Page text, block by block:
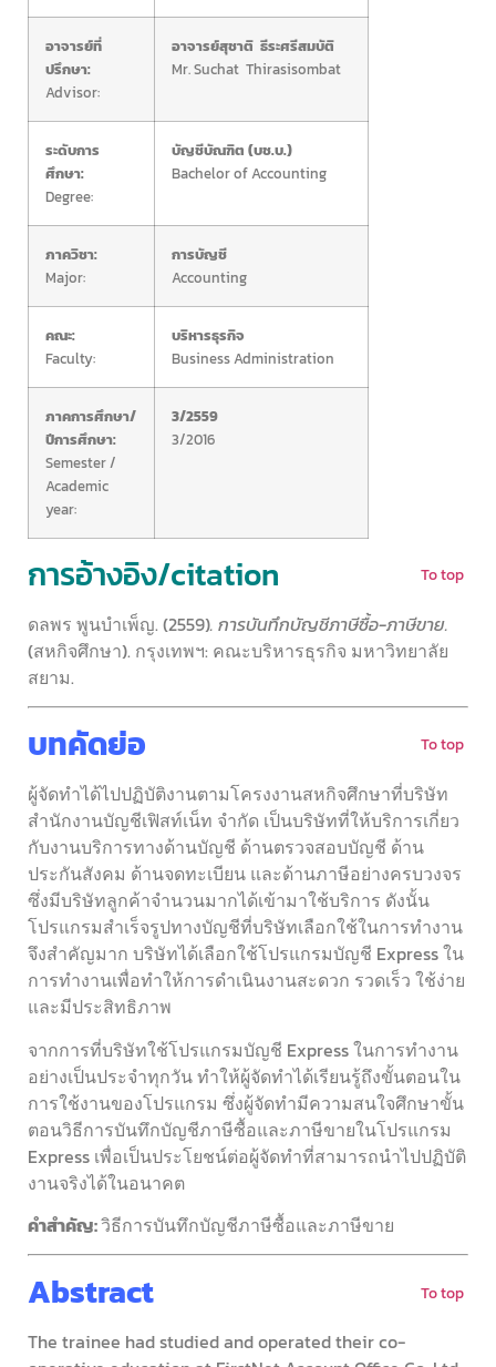
อาจารย์ที่
ปรึกษา:
Advisor:
อาจารย์สุชาติ ธีระศรีสมบัติ
Mr. Suchat Thirasisombat
ระดับการ
ศึกษา:
Degree:
บัญชีบัณฑิต (บช.บ.)
Bachelor of Accounting
ภาควิชา:
Major:
การบัญชี
Accounting
คณะ:
Faculty:
บริหารธุรกิจ
Business Administration
ภาคการศึกษา/
ปีการศึกษา:
Semester /
Academic
year:
3/2559
3/2016
การอ้างอิง/citation To top
ดลพร พูนบำเพ็ญ. (2559). การบันทึกบัญชีภาษีซื้อ-ภาษีขาย.
(สหกิจศึกษา). กรุงเทพฯ: คณะบริหารธุรกิจ มหาวิทยาลัย
สยาม.
บทคัดย่อ To top
ผู้จัดทำได้ไปปฏิบัติงานตามโครงงานสหกิจศึกษาที่บริษัท
สำนักงานบัญชีเฟิสท์เน็ท จำกัด เป็นบริษัทที่ให้บริการเกี่ยว
กับงานบริการทางด้านบัญชี ด้านตรวจสอบบัญชี ด้าน
ประกันสังคม ด้านจดทะเบียน และด้านภาษีอย่างครบวงจร
ซึ่งมีบริษัทลูกค้าจำนวนมากได้เข้ามาใช้บริการ ดังนั้น
โปรแกรมสำเร็จรูปทางบัญชีที่บริษัทเลือกใช้ในการทำงาน
จึงสำคัญมาก บริษัทได้เลือกใช้โปรแกรมบัญชี Express ใน
การทำงานเพื่อทำให้การดำเนินงานสะดวก รวดเร็ว ใช้ง่าย
และมีประสิทธิภาพ
จากการที่บริษัทใช้โปรแกรมบัญชี Express ในการทำงาน
อย่างเป็นประจำทุกวัน ทำให้ผู้จัดทำได้เรียนรู้ถึงขั้นตอนใน
การใช้งานของโปรแกรม ซึ่งผู้จัดทำมีความสนใจศึกษาขั้น
ตอนวิธีการบันทึกบัญชีภาษีซื้อและภาษีขายในโปรแกรม
Express เพื่อเป็นประโยชน์ต่อผู้จัดทำที่สามารถนำไปปฏิบัติ
งานจริงได้ในอนาคต
คำสำคัญ:วิธีการบันทึกบัญชีภาษีซื้อและภาษีขาย
Abstract To top
The trainee had studied and operated their co-